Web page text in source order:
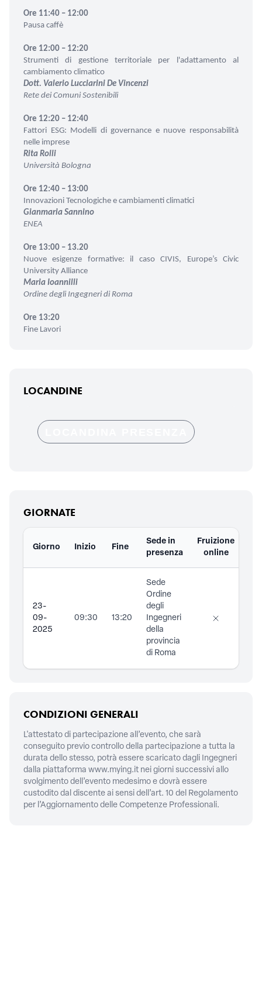
Ore 11:40 – 12:00
Pausa caffè
Ore 12:00 – 12:20
Strumenti di gestione territoriale per l'adattamento al
cambiamento climatico
Dott. Valerio Lucciarini De Vincenzi
Rete dei Comuni Sostenibili
Ore 12:20 – 12:40
Fattori ESG: Modelli di governance e nuove responsabilità
nelle imprese
Rita Rolli
Università Bologna
Ore 12:40 – 13:00
Innovazioni Tecnologiche e cambiamenti climatici
Gianmaria Sannino
ENEA
Ore 13:00 – 13.20
Nuove esigenze formative: il caso CIVIS, Europe’s Civic
University Alliance
Maria Ioannilli
Ordine degli Ingegneri di Roma
Ore 13:20
Fine Lavori
LOCANDINE
GIORNATE
Giorno Inizio Fine
Sede in
presenza
Fruizione
online
23-
09-
2025
09:30 13:20
Sede
Ordine
degli
Ingegneri
della
provincia
di Roma
CONDIZIONI GENERALI
L'attestato di partecipazione all’evento, che sarà
conseguito previo controllo della partecipazione a tutta la
durata dello stesso, potrà essere scaricato dagli Ingegneri
dalla piattaforma www.mying.it nei giorni successivi allo
svolgimento dell’evento medesimo e dovrà essere
custodito dal discente ai sensi dell’art. 10 del Regolamento
per l’Aggiornamento delle Competenze Professionali.